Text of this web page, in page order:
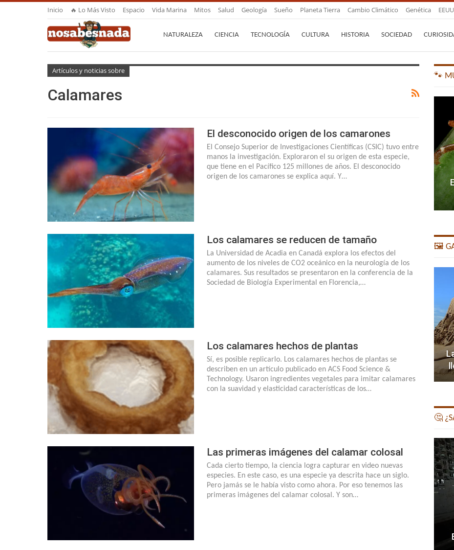
Inicio 🔥 Lo Más Visto Espacio Vida Marina Mitos Salud Geología Sueño Planeta Tierra Cambio Climático Genética EEUU
NATURALEZA CIENCIA TECNOLOGÍA CULTURA HISTORIA SOCIEDAD
Artículos y noticias sobre
Calamares
El desconocido origen de los camarones
El Consejo Superior de Investigaciones Científicas (CSIC) tuvo entre
manos la investigación. Exploraron el su origen de esta especie,
que tiene en el Pacífico 125 millones de años. El desconocido
origen de los camarones se explica aquí. Y…
Los calamares se reducen de tamaño
La Universidad de Acadia en Canadá explora los efectos del
aumento de los niveles de CO2 oceánico en la neurología de los
calamares. Sus resultados se presentaron en la conferencia de la
Sociedad de Biología Experimental en Florencia,…
Los calamares hechos de plantas
Sí, es posible replicarlo. Los calamares hechos de plantas se
describen en un artículo publicado en ACS Food Science &
Technology. Usaron ingredientes vegetales para imitar calamares
con la suavidad y elasticidad características de los…
Las primeras imágenes del calamar colosal
Cada cierto tiempo, la ciencia logra capturar en video nuevas
especies. En este caso, es una especie ya descrita hace un siglo.
Pero jamás se le había visto como ahora. Por eso tenemos las
primeras imágenes del calamar colosal. Y son…
🐾
🖼️
🤔